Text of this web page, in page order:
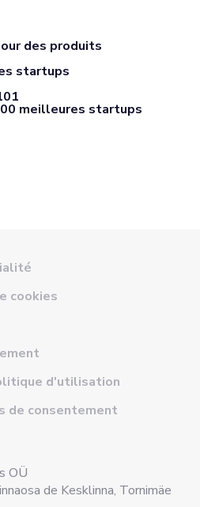
des produits
startups
meilleures startups
cookies
d'utilisation
de consentement
OÜ
de Kesklinna, Tornimäe